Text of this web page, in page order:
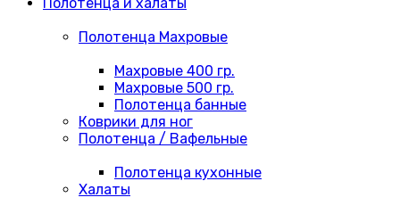
Полотенца Махровые
Махровые 400 гр.
Махровые 500 гр.
Полотенца банные
Коврики для ног
Полотенца / Вафельные
Полотенца кухонные
Халаты